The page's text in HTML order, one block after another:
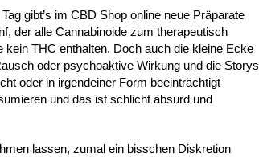
gibt’s im CBD Shop online neue Präparate
der alle Cannabinoide zum therapeutisch
kein THC enthalten. Doch auch die kleine Ecke
oder psychoaktive Wirkung und die Storys
oder in irgendeiner Form beeinträchtigt
und das ist schlicht absurd und
lassen, zumal ein bisschen Diskretion